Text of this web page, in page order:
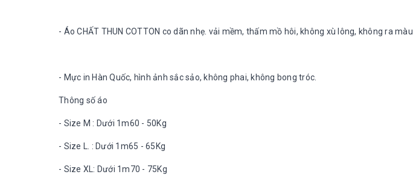
- Áo CHẤT THUN COTTON co dãn nhẹ. vải mềm, thấm mồ hôi, không xù lông, không ra màu.
- Mực in Hàn Quốc, hình ảnh sắc sảo, không phai, không bong tróc.
Thông số áo
- Size M : Dưới 1m60 - 50Kg
- Size L. : Dưới 1m65 - 65Kg
- Size XL: Dưới 1m70 - 75Kg